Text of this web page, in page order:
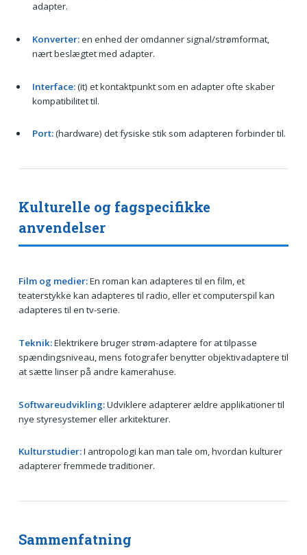
adapter.
Konverter:en enhed der omdanner signal/strømformat,
nært beslægtet med adapter.
Interface:(it) et kontaktpunkt som en adapter ofte skaber
kompatibilitet til.
Port:(hardware) det fysiske stik som adapteren forbinder til.
Kulturelle og fagspecifikke
anvendelser
Film og medier:En roman kan adapteres til en film, et
teaterstykke kan adapteres til radio, eller et computerspil kan
adapteres til en tv-serie.
Teknik:Elektrikere bruger strøm-adaptere for at tilpasse
spændingsniveau, mens fotografer benytter objektiv­adaptere til
at sætte linser på andre kamerahuse.
Softwareudvikling:Udviklere adapterer ældre applikationer til
nye styresystemer eller arkitekturer.
Kulturstudier:I antropologi kan man tale om, hvordan kulturer
adapterer fremmede traditioner.
Sammenfatning